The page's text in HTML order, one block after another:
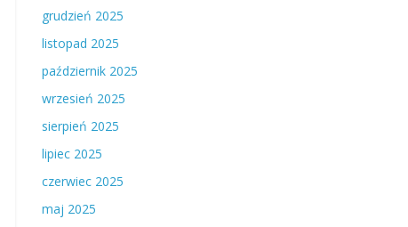
grudzień 2025
listopad 2025
październik 2025
wrzesień 2025
sierpień 2025
lipiec 2025
czerwiec 2025
maj 2025